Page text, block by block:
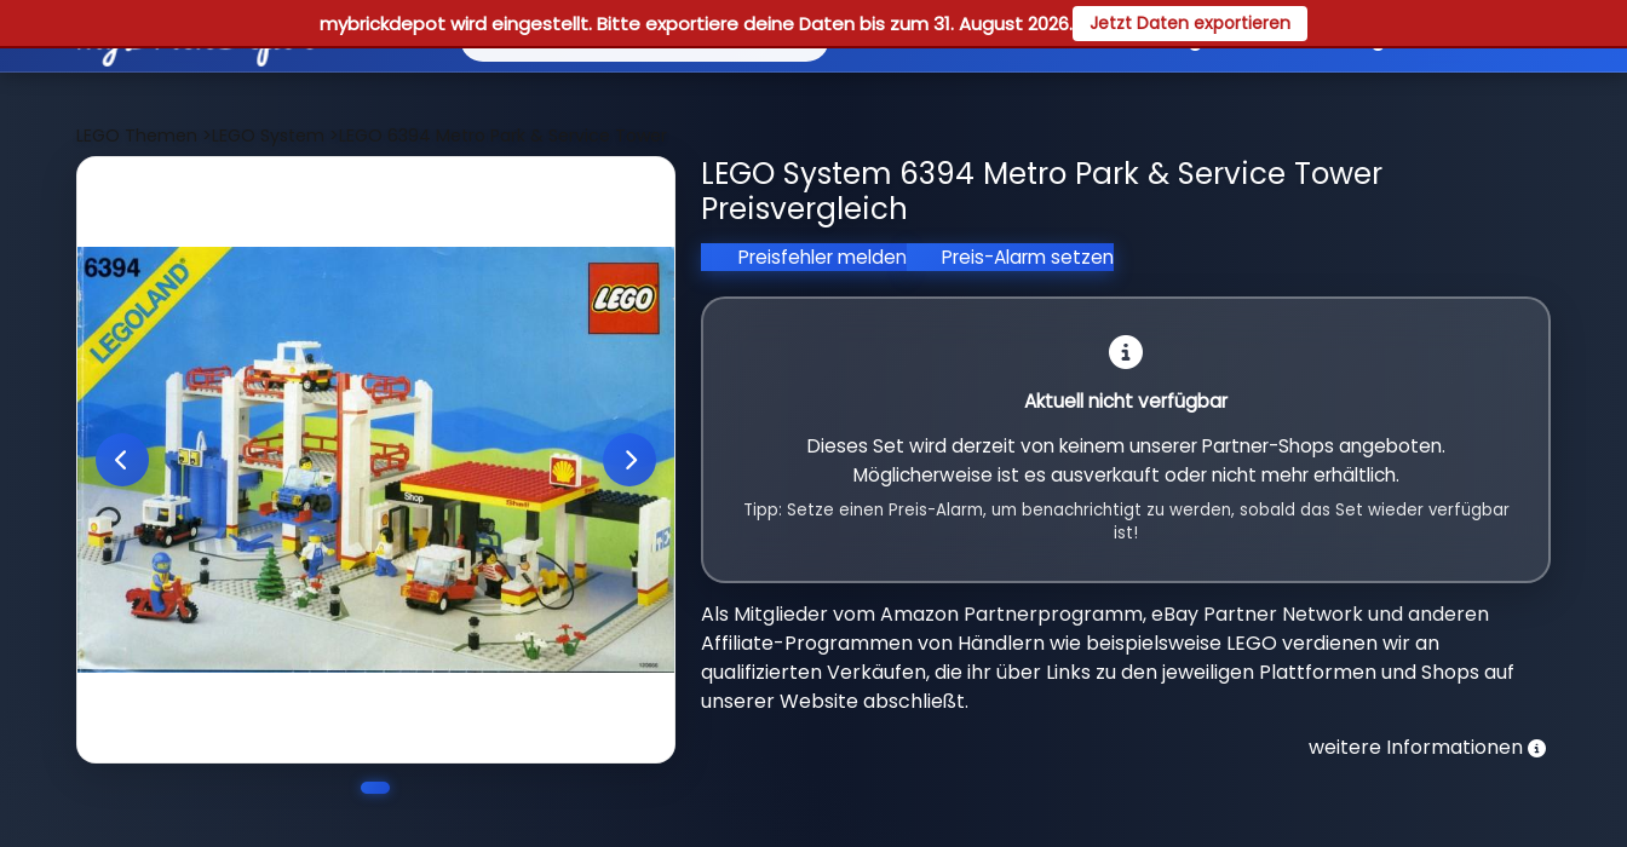
mybrickdepot wird eingestellt. Bitte exportiere deine Daten bis zum 31. August 2026. Jetzt Daten exportieren
Reviews Guides Registrieren
LEGO Themen >LEGO System >LEGO 6394 Metro Park & Service Tower
LEGO System 6394 Metro Park & Service Tower
Preisvergleich
Preisfehler melden Preis-Alarm setzen
Aktuell nicht verfügbar
Dieses Set wird derzeit von keinem unserer Partner-Shops angeboten.
Möglicherweise ist es ausverkauft oder nicht mehr erhältlich.
Tipp: Setze einen Preis-Alarm, um benachrichtigt zu werden, sobald das Set wieder verfügbar
ist!
Als Mitglieder vom Amazon Partnerprogramm, eBay Partner Network und anderen
Affiliate-Programmen von Händlern wie beispielsweise LEGO verdienen wir an
qualifizierten Verkäufen, die ihr über Links zu den jeweiligen Plattformen und Shops auf
unserer Website abschließt.
weitere Informationen